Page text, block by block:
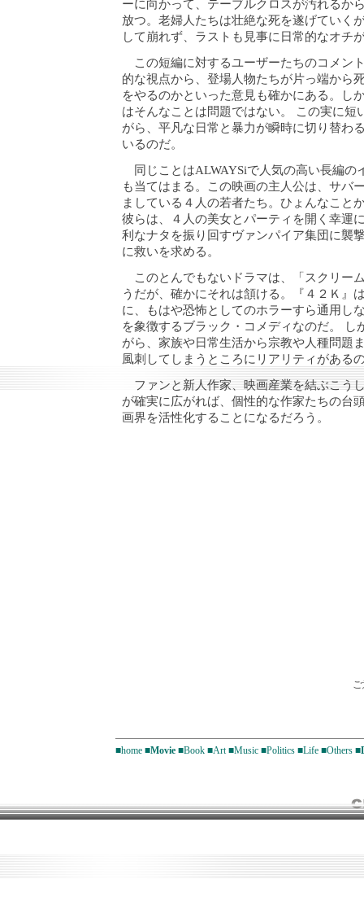
ーに向かって、テーブルクロスが汚れるか
放つ。老婦人たちは壮絶な死を遂げていく
して崩れず、ラストも見事に日常的なオチ
この短編に対するユーザーたちのコメン
的な視点から、登場人物たちが片っ端から
をやるのかといった意見も確かにある。し
はそんなことは問題ではない。 この実に短
がら、平凡な日常と暴力が瞬時に切り替わ
いるのだ。
同じことはALWAYSiで人気の高い長編の
も当てはまる。この映画の主人公は、サバ
ましている４人の若者たち。ひょんなこと
彼らは、４人の美女とパーティを開く幸運
利なナタを振り回すヴァンパイア集団に襲
に救いを求める。
このとんでもないドラマは、「スクリー
うだが、確かにそれは頷ける。『４２Ｋ』
に、もはや恐怖としてのホラーすら通用し
を象徴するブラック・コメディなのだ。 し
がら、家族や日常生活から宗教や人種問題
風刺してしまうところにリアリティがある
ファンと新人作家、映画産業を結ぶこう
が確実に広がれば、個性的な作家たちの台
画界を活性化することになるだろう。
■home ■Movie ■Book ■Art ■Music ■Politics ■Life ■Others